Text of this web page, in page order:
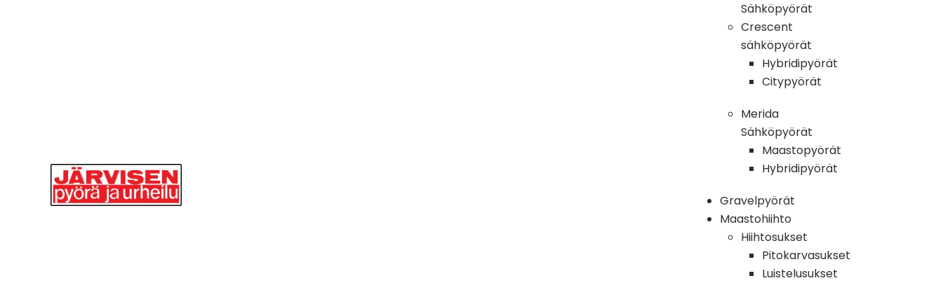
Sähköpyörät
Crescent
sähköpyörät
Hybridipyörät
Citypyörät
Merida
Sähköpyörät
Maastopyörät
Hybridipyörät
Gravelpyörät
Maastohiihto
Hiihtosukset
Pitokarvasukset
Luistelusukset